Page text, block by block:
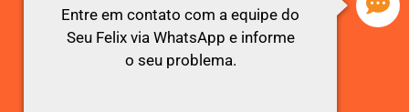
Entre em contato com a equipe do
Seu Felix via WhatsApp e informe
o seu problema.